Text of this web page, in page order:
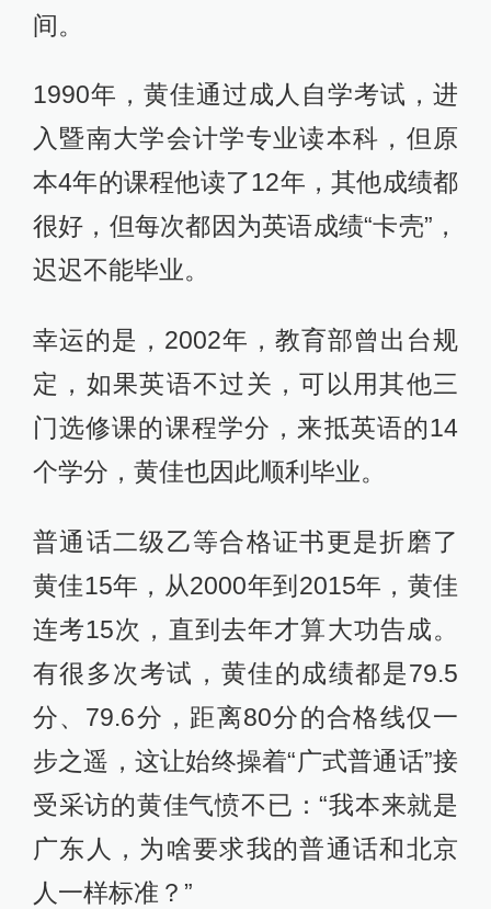
间。
1990年，黄佳通过成人自学考试，进
入暨南大学会计学专业读本科，但原
本4年的课程他读了12年，其他成绩都
很好，但每次都因为英语成绩“卡壳”，
迟迟不能毕业。
幸运的是，2002年，教育部曾出台规
定，如果英语不过关，可以用其他三
门选修课的课程学分，来抵英语的14
个学分，黄佳也因此顺利毕业。
普通话二级乙等合格证书更是折磨了
黄佳15年，从2000年到2015年，黄佳
连考15次，直到去年才算大功告成。
有很多次考试，黄佳的成绩都是79.5
分、79.6分，距离80分的合格线仅一
步之遥，这让始终操着“广式普通话”接
受采访的黄佳气愤不已：“我本来就是
广东人，为啥要求我的普通话和北京
人一样标准？”